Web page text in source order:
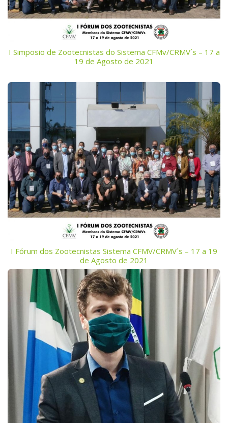
I Simposio de Zootecnistas do Sistema CFMv/CRMV´s – 17 a
19 de Agosto de 2021
I Fórum dos Zootecnistas Sistema CFMV/CRMV´s – 17 a 19
de Agosto de 2021